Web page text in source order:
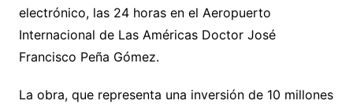
electrónico, las 24 horas en el Aeropuerto
Internacional de Las Américas Doctor José
Francisco Peña Gómez.
La obra, que representa una inversión de 10 millones